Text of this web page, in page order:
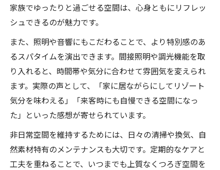
家族でゆったりと過ごせる空間は、心身ともにリフレッ
シュできるのが魅力です。
また、照明や音響にもこだわることで、より特別感のあ
るスパタイムを演出できます。間接照明や調光機能を取
り入れると、時間帯や気分に合わせて雰囲気を変えられ
ます。実際の声として、「家に居ながらにしてリゾート
気分を味わえる」「来客時にも自慢できる空間になっ
た」といった感想が寄せられています。
非日常空間を維持するためには、日々の清掃や換気、自
然素材特有のメンテナンスも大切です。定期的なケアと
工夫を重ねることで、いつまでも上質なくつろぎ空間を